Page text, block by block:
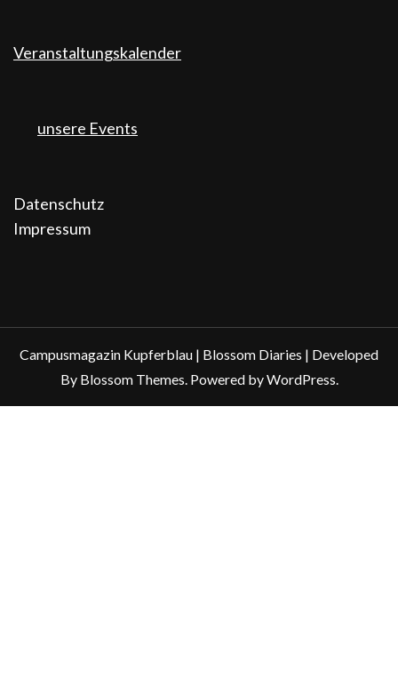
Veranstaltungskalender
unsere Events
Datenschutz
Impressum
Campusmagazin Kupferblau | Blossom Diaries | Developed
By Blossom Themes. Powered byWordPress.